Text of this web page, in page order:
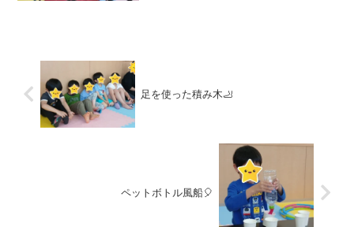
足を使った積み木🦶
ペットボトル風船🎈